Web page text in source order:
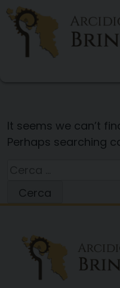
Skip
content
It seems we can’t
Perhaps searching